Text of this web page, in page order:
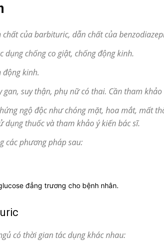
của barbituric, dẫn chất của
dụng chống co giật, chống động kinh.
động kinh.
suy thận, phụ nữ có thai. Cần tham
ngộ độc như chóng mặt, hoa mắt, mất
thuốc và tham khảo ý kiến bác sĩ.
các phương pháp sau:
đẳng trương cho bệnh nhân.
có thời gian tác dụng khác nhau: